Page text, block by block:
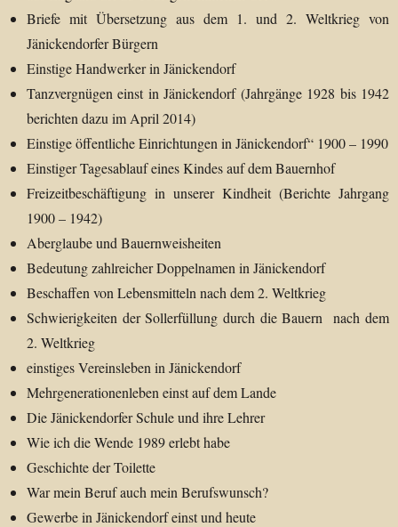
Briefe mit Übersetzung aus dem 1. und 2. Weltkrieg von
Jänickendorfer Bürgern
Einstige Handwerker in Jänickendorf
Tanzvergnügen einst in Jänickendorf (Jahrgänge 1928 bis 1942
berichten dazu im April 2014)
Einstige öffentliche Einrichtungen in Jänickendorf“ 1900 – 1990
Einstiger Tagesablauf eines Kindes auf dem Bauernhof
Freizeitbeschäftigung in unserer Kindheit (Berichte Jahrgang
1900 – 1942)
Aberglaube und Bauernweisheiten
Bedeutung zahlreicher Doppelnamen in Jänickendorf
Beschaffen von Lebensmitteln nach dem 2. Weltkrieg
Schwierigkeiten der Sollerfüllung durch die Bauern nach dem
2. Weltkrieg
einstiges Vereinsleben in Jänickendorf
Mehrgenerationenleben einst auf dem Lande
Die Jänickendorfer Schule und ihre Lehrer
Wie ich die Wende 1989 erlebt habe
Geschichte der Toilette
War mein Beruf auch mein Berufswunsch?
Gewerbe in Jänickendorf einst und heute